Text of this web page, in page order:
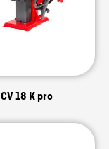
CV 18 K pro